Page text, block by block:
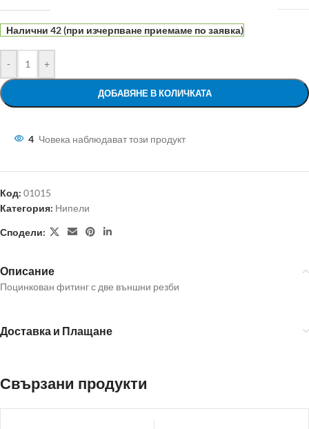
Налични 42 (при изчерпване приемаме по заявка)
- +
ДОБАВЯНЕ В КОЛИЧКАТА
4 Човека наблюдават този продукт
Код: 01015
Категория: Нипели
Сподели:
Описание
Поцинкован фитинг с две външни резби
Доставка и Плащане
Свързани продукти